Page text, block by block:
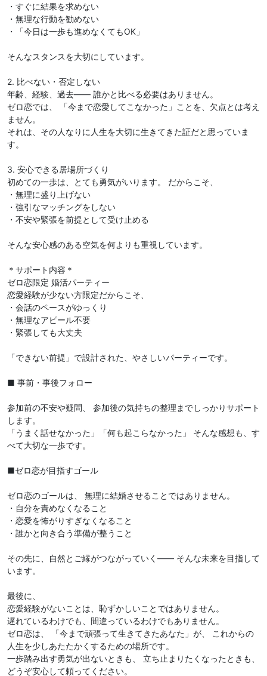
・すぐに結果を求めない
・無理な行動を勧めない
・「今日は一歩も進めなくてもOK」
そんなスタンスを大切にしています。
2. 比べない・否定しない
年齢、経験、過去—— 誰かと比べる必要はありません。
ゼロ恋では、 「今まで恋愛してこなかった」ことを、欠点とは考え
ません。
それは、その人なりに人生を大切に生きてきた証だと思っていま
す。
3. 安心できる居場所づくり
初めての一歩は、とても勇気がいります。 だからこそ、
・無理に盛り上げない
・強引なマッチングをしない
・不安や緊張を前提として受け止める
そんな安心感のある空気を何よりも重視しています。
＊サポート内容＊
ゼロ恋限定 婚活パーティー
恋愛経験が少ない方限定だからこそ、
・会話のペースがゆっくり
・無理なアピール不要
・緊張しても大丈夫
「できない前提」で設計された、やさしいパーティーです。
■ 事前・事後フォロー
参加前の不安や疑問、 参加後の気持ちの整理までしっかりサポート
します。
「うまく話せなかった」「何も起こらなかった」 そんな感想も、す
べて大切な一歩です。
■ゼロ恋が目指すゴール
ゼロ恋のゴールは、 無理に結婚させることではありません。
・自分を責めなくなること
・恋愛を怖がりすぎなくなること
・誰かと向き合う準備が整うこと
その先に、自然とご縁がつながっていく—— そんな未来を目指して
います。
最後に、
恋愛経験がないことは、恥ずかしいことではありません。
遅れているわけでも、間違っているわけでもありません。
ゼロ恋は、 「今まで頑張って生きてきたあなた」が、 これからの
人生を少しあたたかくするための場所です。
一歩踏み出す勇気が出ないときも、 立ち止まりたくなったときも、
どうぞ安心して頼ってください。